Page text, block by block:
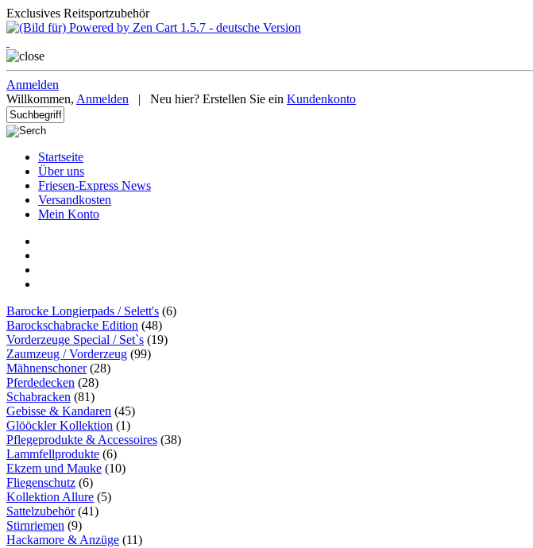
Exclusives Reitsportzubehör
Anmelden
Willkommen, Anmelden | Neu hier? Erstellen Sie ein Kundenkonto
Startseite
Über uns
Friesen-Express News
Versandkosten
Mein Konto
Barocke Longierpads / Selett's (6)
Barockschabracke Edition (48)
Vorderzeuge Special / Set`s (19)
Zaumzeug / Vorderzeug (99)
Mähnenschoner(28)
Pferdedecken (28)
Schabracken (81)
Gebisse & Kandaren (45)
Glööckler Kollektion (1)
Pflegeprodukte & Accessoires (38)
Lammfellprodukte (6)
Ekzem und Mauke (10)
Fliegenschutz (6)
Kollektion Allure (5)
Sattelzubehör(41)
Stirnriemen (9)
Hackamore & Anzüge (11)